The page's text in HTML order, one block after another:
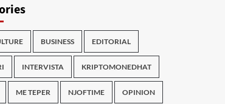
BUSINESS EDITORIAL
INTERVISTA KRIPTOMONEDHAT
ME TEPER NJOFTIME OPINION